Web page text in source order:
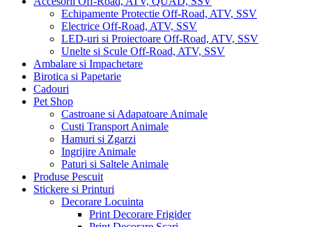
Echipamente Protectie Off-Road, ATV, SSV
Electrice Off-Road, ATV, SSV
LED-uri si Proiectoare Off-Road, ATV, SSV
Unelte si Scule Off-Road, ATV, SSV
Ambalare si Impachetare
Birotica si Papetarie
Cadouri
Pet Shop
Castroane si Adapatoare Animale
Custi Transport Animale
Hamuri si Zgarzi
Ingrijire Animale
Paturi si Saltele Animale
Produse Pescuit
Stickere si Printuri
Decorare Locuinta
Print Decorare Frigider